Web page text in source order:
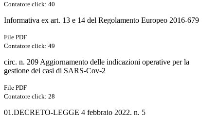
Contatore click: 40
Informativa ex art. 13 e 14 del Regolamento Europeo 2016-679
File PDF
Contatore click: 49
circ. n. 209 Aggiornamento delle indicazioni operative per la
gestione dei casi di SARS-Cov-2
File PDF
Contatore click: 28
01.DECRETO-LEGGE 4 febbraio 2022, n. 5